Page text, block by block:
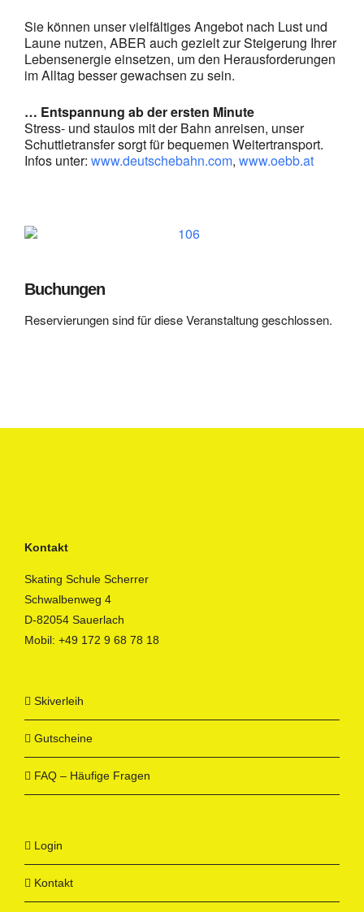
Sie können unser vielfältiges Angebot nach Lust und
Laune nutzen, ABER auch gezielt zur Steigerung Ihrer
Lebensenergie einsetzen, um den Herausforderungen
im Alltag besser gewachsen zu sein.
… Entspannung ab der ersten Minute
Stress- und staulos mit der Bahn anreisen, unser
Schuttletransfer sorgt für bequemen Weitertransport.
Infos unter: www.deutschebahn.com, www.oebb.at
Buchungen
Reservierungen sind für diese Veranstaltung geschlossen.
Kontakt
Skating Schule Scherrer
Schwalbenweg 4
D-82054 Sauerlach
Mobil: +49 172 9 68 78 18
Skiverleih
Gutscheine
FAQ – Häufige Fragen
Login
Kontakt